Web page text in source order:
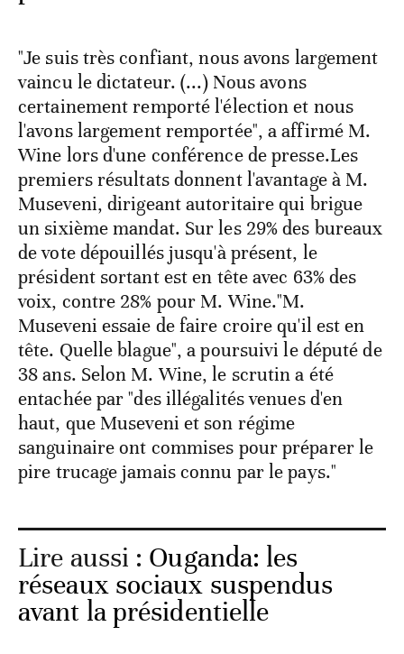
"Je suis très confiant, nous avons largement
vaincu le dictateur. (...) Nous avons
certainement remporté l'élection et nous
l'avons largement remportée", a affirmé M.
Wine lors d'une conférence de presse.Les
premiers résultats donnent l'avantage à M.
Museveni, dirigeant autoritaire qui brigue
un sixième mandat. Sur les 29% des bureaux
de vote dépouillés jusqu'à présent, le
président sortant est en tête avec 63% des
voix, contre 28% pour M. Wine."M.
Museveni essaie de faire croire qu'il est en
tête. Quelle blague", a poursuivi le député de
38 ans. Selon M. Wine, le scrutin a été
entachée par "des illégalités venues d'en
haut, que Museveni et son régime
sanguinaire ont commises pour préparer le
pire trucage jamais connu par le pays."
Lire aussi : Ouganda: les
réseaux sociaux suspendus
avant la présidentielle